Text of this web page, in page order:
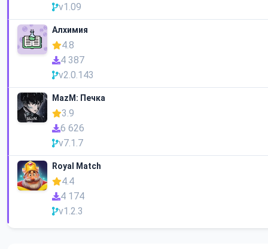
v1.09
Алхимия
4.8
4 387
v2.0.143
MazM: Печка
3.9
6 626
v7.1.7
Royal Match
4.4
4 174
v1.2.3